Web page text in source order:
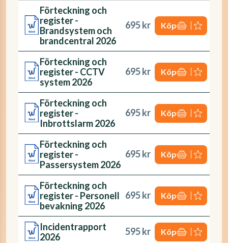
Förteckning och
register -
Brandsystem och
brandcentral 2026
695 kr Köp
Förteckning och
register - CCTV
system 2026
695 kr Köp
Förteckning och
register -
Inbrottslarm 2026
695 kr Köp
Förteckning och
register -
Passersystem 2026
695 kr Köp
Förteckning och
register - Personell
bevakning 2026
695 kr Köp
Incidentrapport
2026
595 kr Köp